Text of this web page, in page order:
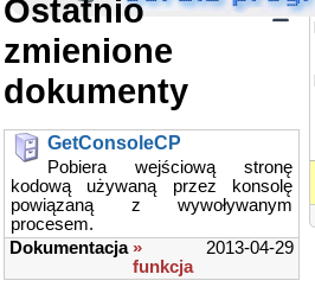
Ostatnio
zmienione
dokumenty
GetConsoleCP
Pobiera wejściową stronę
kodową używaną przez konsolę
powiązaną z wywoływanym
procesem.
2013-04-29
Dokumentacja »
funkcja